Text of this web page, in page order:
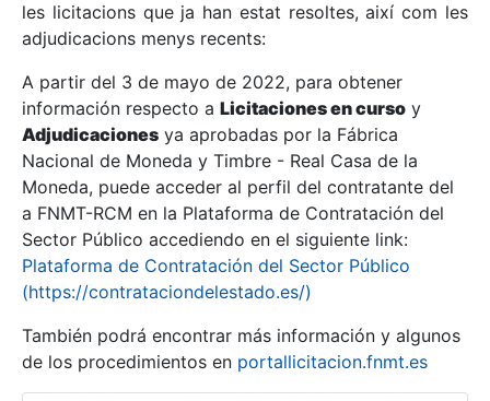
Mostra/Amaga
Mostra/Amaga
les licitacions que ja han estat resoltes, així com les
adjudicacions menys recents:
A partir del 3 de mayo de 2022, para obtener
información respecto a Licitaciones en curso y
Adjudicaciones ya aprobadas por la Fábrica
Nacional de Moneda y Timbre - Real Casa de la
Moneda, puede acceder al perfil del contratante del
a FNMT-RCM en la Plataforma de Contratación del
Sector Público accediendo en el siguiente link:
Plataforma de Contratación del Sector Público
(https://contrataciondelestado.es/)
También podrá encontrar más información y algunos
de los procedimientos en portallicitacion.fnmt.es